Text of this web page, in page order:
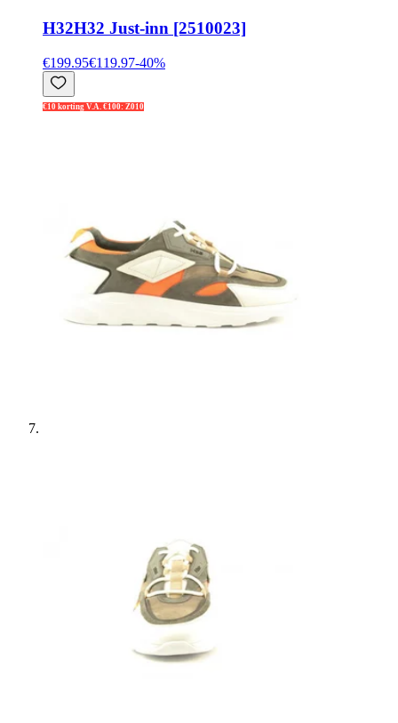
H32H32 Just-inn [2510023]
€199.95€119.97-40%
€10 korting V.A. €100: Z010